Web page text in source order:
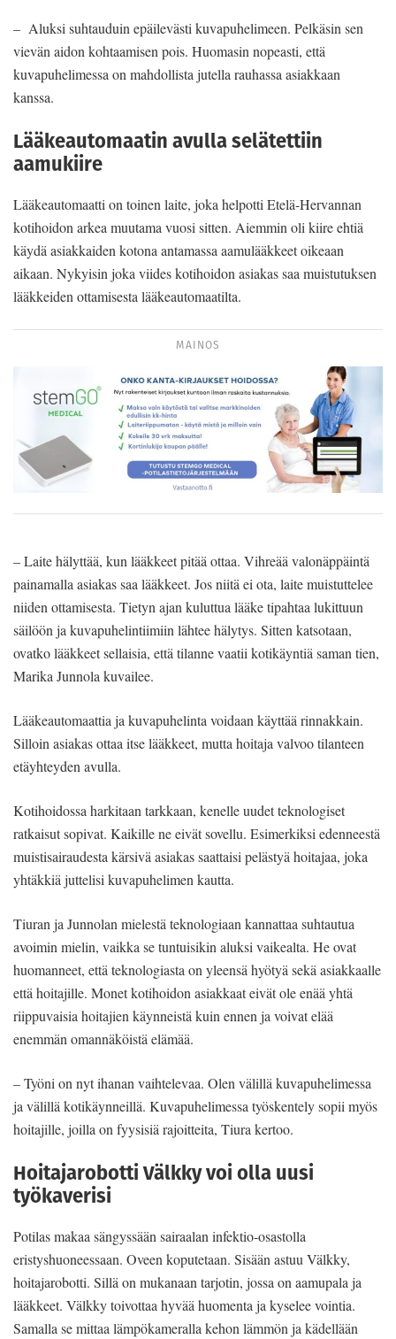
– Aluksi suhtauduin epäilevästi kuvapuhelimeen. Pelkäsin sen
vievän aidon kohtaamisen pois. Huomasin nopeasti, että
kuvapuhelimessa on mahdollista jutella rauhassa asiakkaan
kanssa.
Lääkeautomaatin avulla selätettiin
aamukiire
Lääkeautomaatti on toinen laite, joka helpotti Etelä-Hervannan
kotihoidon arkea muutama vuosi sitten. Aiemmin oli kiire ehtiä
käydä asiakkaiden kotona antamassa aamulääkkeet oikeaan
aikaan. Nykyisin joka viides kotihoidon asiakas saa muistutuksen
lääkkeiden ottamisesta lääkeautomaatilta.
MAINOS
– Laite hälyttää, kun lääkkeet pitää ottaa. Vihreää valonäppäintä
painamalla asiakas saa lääkkeet. Jos niitä ei ota, laite muistuttelee
niiden ottamisesta. Tietyn ajan kuluttua lääke tipahtaa lukittuun
säilöön ja kuvapuhelintiimiin lähtee hälytys. Sitten katsotaan,
ovatko lääkkeet sellaisia, että tilanne vaatii kotikäyntiä saman tien,
Marika Junnola kuvailee.
Lääkeautomaattia ja kuvapuhelinta voidaan käyttää rinnakkain.
Silloin asiakas ottaa itse lääkkeet, mutta hoitaja valvoo tilanteen
etäyhteyden avulla.
Kotihoidossa harkitaan tarkkaan, kenelle uudet teknologiset
ratkaisut sopivat. Kaikille ne eivät sovellu. Esimerkiksi edenneestä
muistisairaudesta kärsivä asiakas saattaisi pelästyä hoitajaa, joka
yhtäkkiä juttelisi kuvapuhelimen kautta.
Tiuran ja Junnolan mielestä teknologiaan kannattaa suhtautua
avoimin mielin, vaikka se tuntuisikin aluksi vaikealta. He ovat
huomanneet, että teknologiasta on yleensä hyötyä sekä asiakkaalle
että hoitajille. Monet kotihoidon asiakkaat eivät ole enää yhtä
riippuvaisia hoitajien käynneistä kuin ennen ja voivat elää
enemmän omannäköistä elämää.
– Työni on nyt ihanan vaihtelevaa. Olen välillä kuvapuhelimessa
ja välillä kotikäynneillä. Kuvapuhelimessa työskentely sopii myös
hoitajille, joilla on fyysisiä rajoitteita, Tiura kertoo.
Hoitajarobotti Välkky voi olla uusi
työkaverisi
Potilas makaa sängyssään sairaalan infektio-osastolla
eristyshuoneessaan. Oveen koputetaan. Sisään astuu Välkky,
hoitajarobotti. Sillä on mukanaan tarjotin, jossa on aamupala ja
lääkkeet. Välkky toivottaa hyvää huomenta ja kyselee vointia.
Samalla se mittaa lämpökameralla kehon lämmön ja kädellään